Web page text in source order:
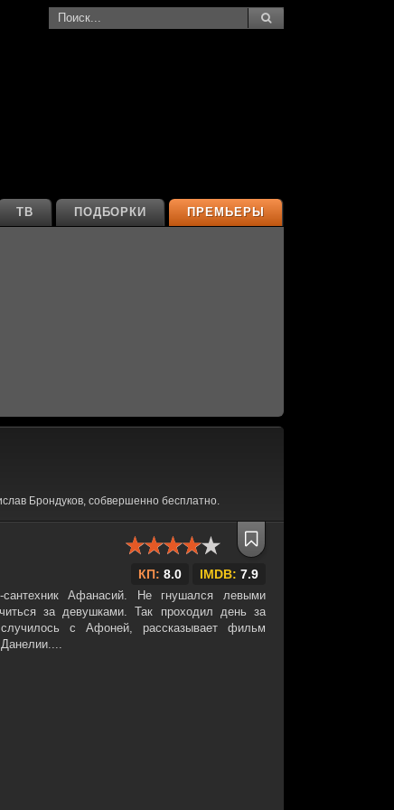
ПРЕМЬЕРЫ
ПОДБОРКИ
ТВ
Брондуков, собвершенно бесплатно.
КП: 8.0 IMDB: 7.9
Афанасий. Не гнушался левыми
за девушками. Так проходил день за
с Афоней, рассказывает фильм
Данелии....